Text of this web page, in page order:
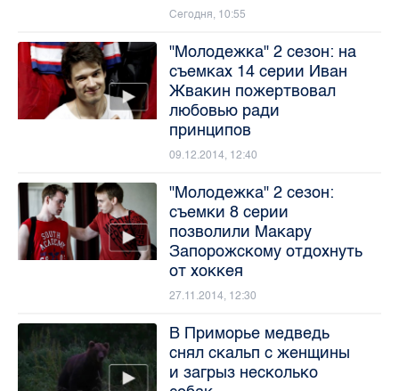
Сегодня, 10:55
"Молодежка" 2 сезон: на
съемках 14 серии Иван
Жвакин пожертвовал
любовью ради
принципов
09.12.2014, 12:40
"Молодежка" 2 сезон:
съемки 8 серии
позволили Макару
Запорожскому отдохнуть
от хоккея
27.11.2014, 12:30
В Приморье медведь
снял скальп с женщины
и загрыз несколько